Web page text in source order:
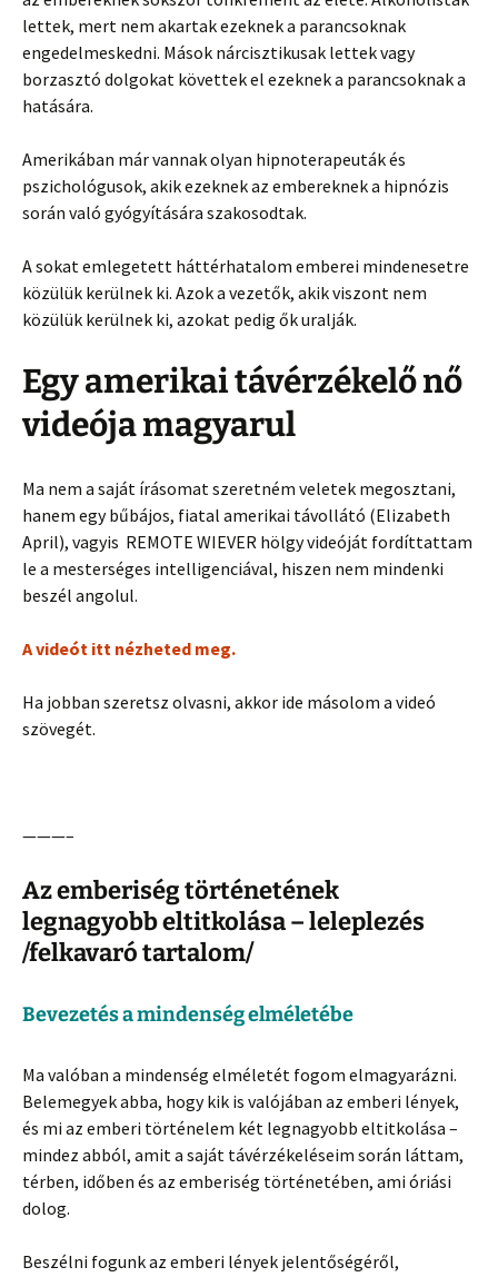
lettek, mert nem akartak ezeknek a parancsoknak
engedelmeskedni. Mások nárcisztikusak lettek vagy
borzasztó dolgokat követtek el ezeknek a parancsoknak a
hatására.
Amerikában már vannak olyan hipnoterapeuták és
pszichológusok, akik ezeknek az embereknek a hipnózis
során való gyógyítására szakosodtak.
A sokat emlegetett háttérhatalom emberei mindenesetre
közülük kerülnek ki. Azok a vezetők, akik viszont nem
közülük kerülnek ki, azokat pedig ők uralják.
Egy amerikai távérzékelő nő
videója magyarul
Ma nem a saját írásomat szeretném veletek megosztani,
hanem egy bűbájos, fiatal amerikai távollátó (Elizabeth
April), vagyis REMOTE WIEVER hölgy videóját fordíttattam
le a mesterséges intelligenciával, hiszen nem mindenki
beszél angolul.
A videót itt nézheted meg.
Ha jobban szeretsz olvasni, akkor ide másolom a videó
szövegét.
———–
Az emberiség történetének
legnagyobb eltitkolása – leleplezés
/felkavaró tartalom/
Bevezetés a mindenség elméletébe
Ma valóban a mindenség elméletét fogom elmagyarázni.
Belemegyek abba, hogy kik is valójában az emberi lények,
és mi az emberi történelem két legnagyobb eltitkolása –
mindez abból, amit a saját távérzékeléseim során láttam,
térben, időben és az emberiség történetében, ami óriási
dolog.
Beszélni fogunk az emberi lények jelentőségéről,